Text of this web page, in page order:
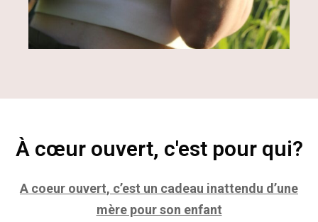
À cœur ouvert, c'est pour qui?
A coeur ouvert, c’est un cadeau inattendu d’une
mère pour son enfant